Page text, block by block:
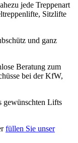
jede Treppenart
Sitzlifte
und ganz
Beratung zum
bei der KfW,
gewünschten Lifts
füllen Sie unser